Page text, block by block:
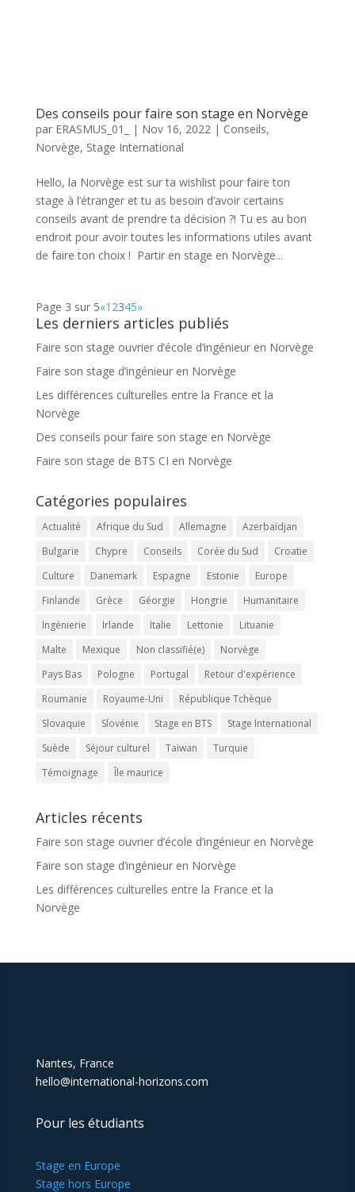
Des conseils pour faire son stage en Norvège
par ERASMUS_01_ | Nov 16, 2022| Conseils,
Norvège, Stage International
Hello, la Norvège est sur ta wishlist pour faire ton
stage à l’étranger et tu as besoin d’avoir certains
conseils avant de prendre ta décision ?! Tu es au bon
endroit pour avoir toutes les informations utiles avant
de faire ton choix ! Partir en stage en Norvège...
Page 3 sur 5«1 2345»
Les derniers articles publiés
Faire son stage ouvrier d’école d’ingénieur en Norvège
Faire son stage d’ingénieur en Norvège
Les différences culturelles entre la France et la
Norvège
Des conseils pour faire son stage en Norvège
Faire son stage de BTS CI en Norvège
Catégories populaires
Actualité Afrique du Sud Allemagne
Azerbaïdjan
Bulgarie
Chypre Conseils Corée du Sud
Croatie
Culture
Danemark Espagne Estonie
Europe
Finlande
Grèce Géorgie Hongrie
Humanitaire
Ingénierie
Irlande Italie Lettonie
Lituanie
Malte
Mexique Non classifié(e)
Norvège
Pays Bas
Pologne Portugal
Retour d'expérience
Roumanie
Royaume-Uni
République Tchèque
Slovaquie
Slovénie Stage en BTS
Stage International
Suède
Séjour culturel Taïwan
Turquie
Témoignage
Île maurice
Articles récents
Faire son stage ouvrier d’école d’ingénieur en Norvège
Faire son stage d’ingénieur en Norvège
Les différences culturelles entre la France et la
Norvège
Nantes, France
hello@international-horizons.com
Pour les étudiants
Stage en Europe
Stage hors Europe